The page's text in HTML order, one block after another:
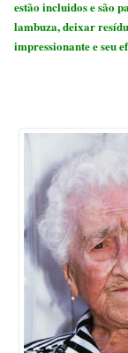
estão incluidos e são
lambuza, deixar
impressionante e seu